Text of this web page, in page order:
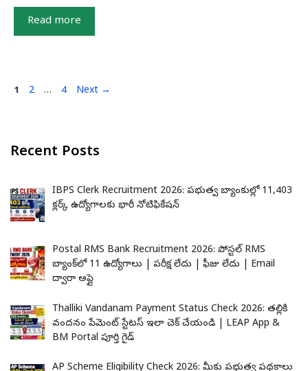
Read more
Page
1 Page
2 … Page
4 Next →
Recent Posts
IBPS Clerk Recruitment 2026: ప్రభుత్వ బ్యాంకుల్లో 11,403
క్లర్క్ ఉద్యోగాలకు భారీ నోటిఫికేషన్
Postal RMS Bank Recruitment 2026: పోస్టల్ RMS
బ్యాంక్‌లో 11 ఉద్యోగాలు | పరీక్ష లేదు | ఫీజు లేదు | Email
ద్వారా అప్లై
Thalliki Vandanam Payment Status Check 2026: తల్లికి
వందనం పేమెంట్ స్టేటస్ ఇలా చెక్ చేయండి | LEAP App &
BM Portal పూర్తి గైడ్
AP Scheme Eligibility Check 2026: మీకు ప్రభుత్వ పథకాలు